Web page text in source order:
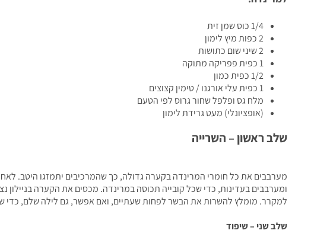
1/4 כוס שמן זית
2 כפות מיץ לימון
2 שיני שום כתושות
1 כפית פפריקה מתוקה
1/2 כפית כמון
1 כפית עלי אורגנו / טימין קצוצים
מלח גס ופלפל שחור גרוס לפי הטעם
(אופציונלי) מעט גרידת לימון
שלב ראשון – השרייה
מערבבים את כל חומרי המרינדה בקערה גדולה, כך שהמרכיבים יתמזגו היטב.
ומערבבים בעדינות, כדי שכל קובייה תכוסה במרינדה. מכסים את הקערה בניילון
למקרר. מומלץ להשרות את הבשר לפחות שעתיים, ואם אפשר, גם לילה שלם, כדי
שלב שני – שיפוד